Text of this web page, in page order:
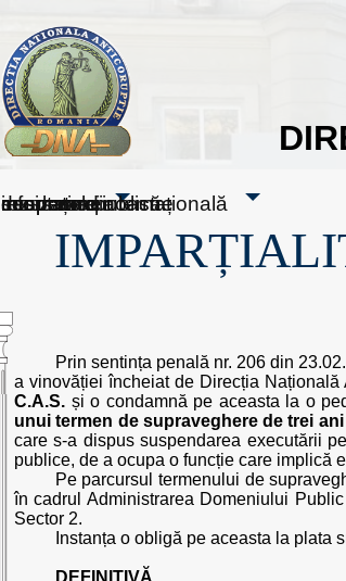
sesizați-ne
despre noi
rezultatele noastre
mass media
informare publică
cooperare internațională
Prin sentința penală nr. 206 din
a vinovăției încheiat de Direcția
C.A.S. și o condamnă pe aceasta la o
unui termen de supraveghere de trei ani
care s-a dispus suspendarea executării
publice, de a ocupa o funcție care implică
Pe parcursul termenului de
în cadrul Administrarea Domeniului
Sector 2.
Instanța o obligă pe aceasta la plata
DEFINITIVĂ